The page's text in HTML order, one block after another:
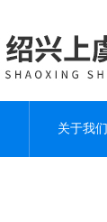
关于我们